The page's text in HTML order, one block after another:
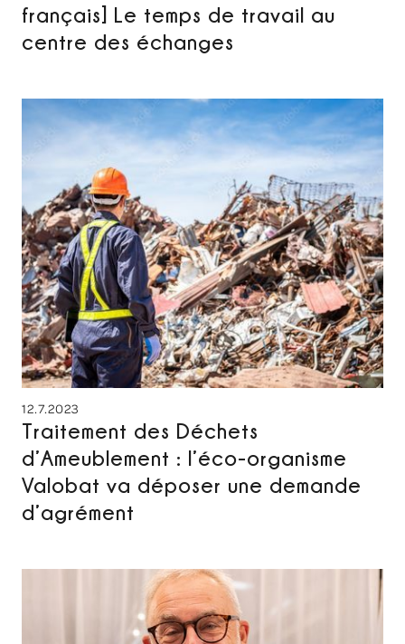
français] Le temps de travail au
centre des échanges
12.7.2023
Traitement des Déchets
d’Ameublement : l’éco-organisme
Valobat va déposer une demande
d’agrément